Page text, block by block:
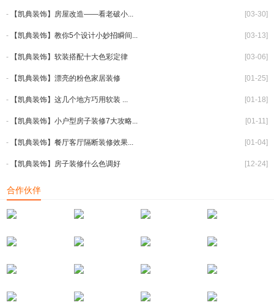
[03-30]
- 【凯典装饰】房屋改造——看老破小...
[03-13]
- 【凯典装饰】教你5个设计小妙招瞬间...
[03-06]
- 【凯典装饰】软装搭配十大色彩定律
[01-25]
- 【凯典装饰】漂亮的粉色家居装修
[01-18]
- 【凯典装饰】这几个地方巧用软装 ...
[01-11]
- 【凯典装饰】小户型房子装修7大攻略...
[01-04]
- 【凯典装饰】餐厅客厅隔断装修效果...
[12-24]
- 【凯典装饰】房子装修什么色调好
合作伙伴